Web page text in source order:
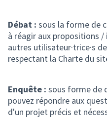
Débat : sous la forme de
à réagir aux propositions /
autres utilisateur·trice·s
respectant la Charte du
Enquête : sous forme de
pouvez répondre aux
d'un projet précis et